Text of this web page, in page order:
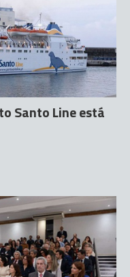
Santo Line está